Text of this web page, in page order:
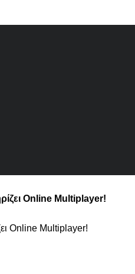
Online Multiplayer!